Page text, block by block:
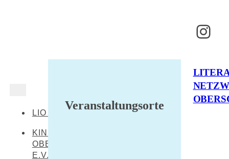
LIO AKTUELL
KINDERKULTUR
OBERSCHWABEN
E.V.
Veranstaltungsorte